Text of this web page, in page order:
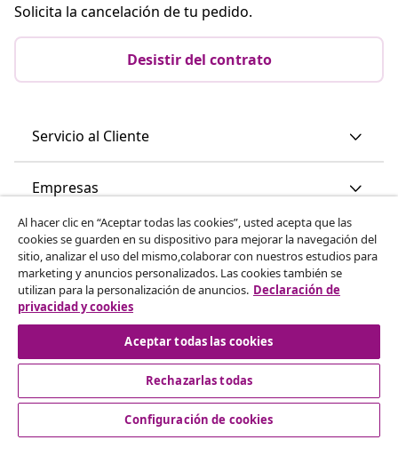
Solicita la cancelación de tu pedido.
Desistir del contrato
Servicio al Cliente
Empresas
vidaXL
Descubre mas
© 2008-2026 vidaXL www.vidaxl.es es una página web de
Al hacer clic en “Aceptar todas las cookies”, usted acepta que las
cookies se guarden en su dispositivo para mejorar la navegación del
sitio, analizar el uso del mismo,colaborar con nuestros estudios para
marketing y anuncios personalizados. Las cookies también se
utilizan para la personalización de anuncios. Declaración de
privacidad y cookies
Aceptar todas las cookies
Rechazarlas todas
Configuración de cookies